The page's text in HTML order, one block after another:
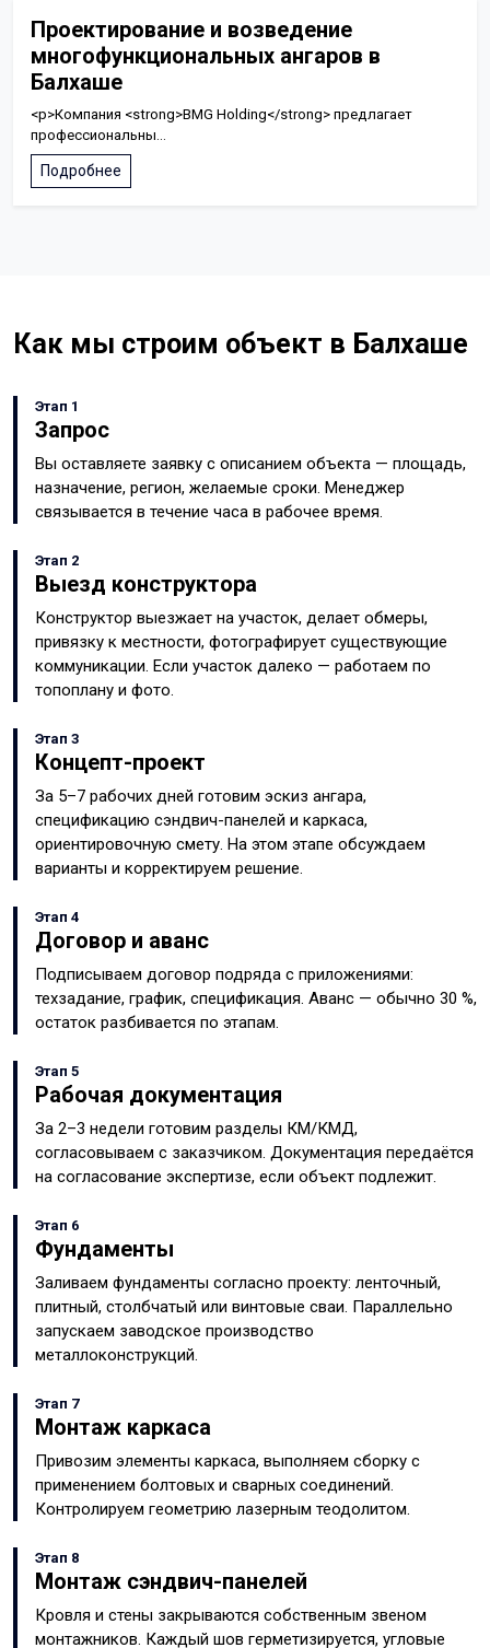
Проектирование и возведение
многофункциональных ангаров в
Балхаше
<p>Компания <strong>BMG Holding</strong> предлагает
профессиональны...
Подробнее
Как мы строим объект в Балхаше
Этап 1
Запрос
Вы оставляете заявку с описанием объекта — площадь,
назначение, регион, желаемые сроки. Менеджер
связывается в течение часа в рабочее время.
Этап 2
Выезд конструктора
Конструктор выезжает на участок, делает обмеры,
привязку к местности, фотографирует существующие
коммуникации. Если участок далеко — работаем по
топоплану и фото.
Этап 3
Концепт-проект
За 5–7 рабочих дней готовим эскиз ангара,
спецификацию сэндвич-панелей и каркаса,
ориентировочную смету. На этом этапе обсуждаем
варианты и корректируем решение.
Этап 4
Договор и аванс
Подписываем договор подряда с приложениями:
техзадание, график, спецификация. Аванс — обычно 30 %,
остаток разбивается по этапам.
Этап 5
Рабочая документация
За 2–3 недели готовим разделы КМ/КМД,
согласовываем с заказчиком. Документация передаётся
на согласование экспертизе, если объект подлежит.
Этап 6
Фундаменты
Заливаем фундаменты согласно проекту: ленточный,
плитный, столбчатый или винтовые сваи. Параллельно
запускаем заводское производство
металлоконструкций.
Этап 7
Монтаж каркаса
Привозим элементы каркаса, выполняем сборку с
применением болтовых и сварных соединений.
Контролируем геометрию лазерным теодолитом.
Этап 8
Монтаж сэндвич-панелей
Кровля и стены закрываются собственным звеном
монтажников. Каждый шов герметизируется, угловые